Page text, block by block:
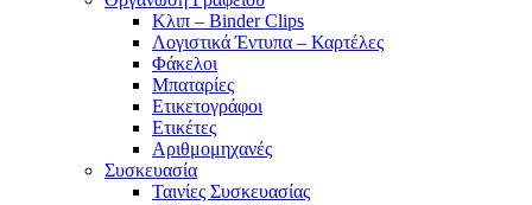
Κλιπ – Binder Clips
Λογιστικά Έντυπα – Καρτέλες
Φάκελοι
Μπαταρίες
Ετικετογράφοι
Ετικέτες
Αριθμομηχανές
Συσκευασία
Ταινίες Συσκευασίας